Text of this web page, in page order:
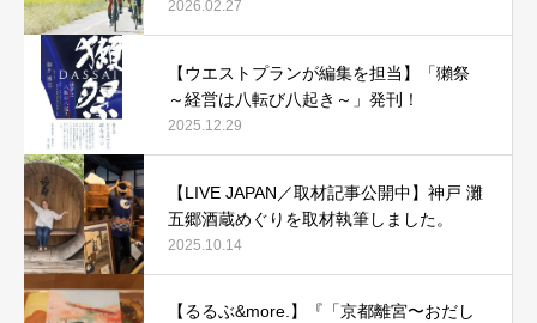
ル化される、自転車の「青切符」とは？
2026.02.27
【ウエストプランが編集を担当】「獺祭
～経営は八転び八起き～」発刊！
2025.12.29
【LIVE JAPAN／取材記事公開中】神戸 灘
五郷酒蔵めぐりを取材執筆しました。
2025.10.14
【るるぶ&more.】『「京都離宮〜おだし